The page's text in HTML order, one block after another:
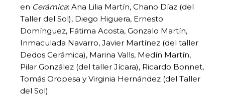
en Cerámica: Ana Lilia Martín, Chano Díaz (del
Taller del Sol), Diego Higuera, Ernesto
Domínguez, Fátima Acosta, Gonzalo Martín,
Inmaculada Navarro, Javier Martínez (del taller
Dedos Cerámica), Marina Valls, Medín Martín,
Pilar González (del taller Jícara), Ricardo Bonnet,
Tomás Oropesa y Virginia Hernández (del Taller
del Sol).